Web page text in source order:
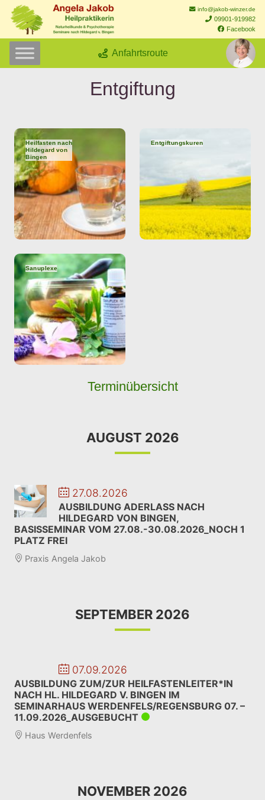
info@jakob-winzer.de
09901-919982
Facebook
Anfahrtsroute
Entgiftung
Heilfasten nach
Hildegard von
Bingen
Entgiftungskuren
Sanuplexe
Terminübersicht
AUGUST 2026
27.08.2026
AUSBILDUNG ADERLASS NACH
HILDEGARD VON BINGEN,
BASISSEMINAR VOM 27.08.-30.08.2026_NOCH 1
PLATZ FREI
Praxis Angela Jakob
SEPTEMBER 2026
07.09.2026
AUSBILDUNG ZUM/ZUR HEILFASTENLEITER*IN
NACH HL. HILDEGARD V. BINGEN IM
SEMINARHAUS WERDENFELS/REGENSBURG 07. –
11.09.2026_AUSGEBUCHT
Haus Werdenfels
NOVEMBER 2026